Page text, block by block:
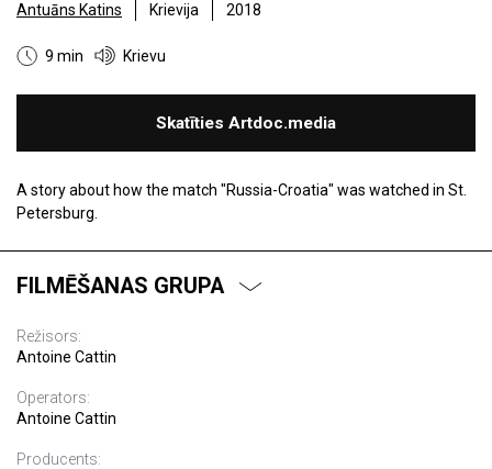
Antuāns Katins Krievija 2018
9 min Krievu
Skatīties Artdoc.media
A story about how the match "Russia-Croatia" was watched in St.
Petersburg.
FILMĒŠANAS GRUPA
Režisors:
Antoine Cattin
Operators:
Antoine Cattin
Producents: